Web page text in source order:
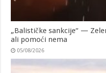
„Balističke sankcije“ —
ali pomoći nema
05/08/2026